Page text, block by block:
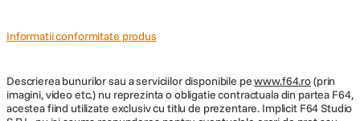
Informatii conformitate produs
Descrierea bunurilor sau a serviciilor disponibile pewww.f64.ro(prin
imagini, video etc.) nu reprezinta o obligatie contractuala din partea F64,
acestea fiind utilizate exclusiv cu titlu de prezentare. Implicit F64 Studio